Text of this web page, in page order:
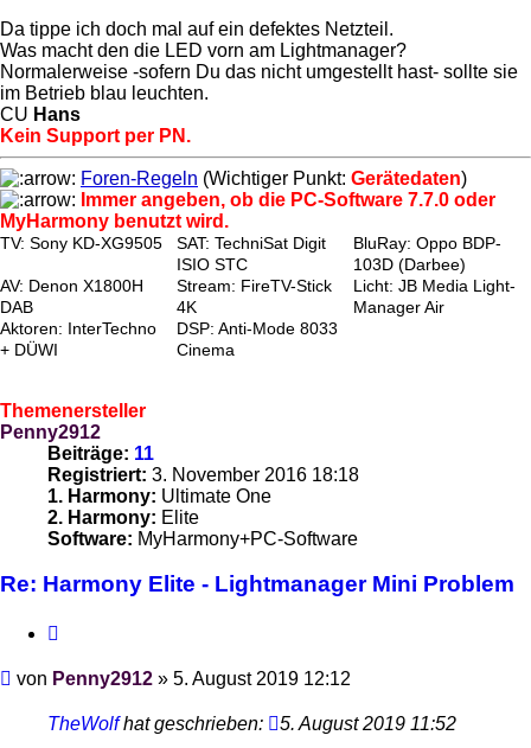
Da tippe ich doch mal auf ein defektes Netzteil.
Was macht den die LED vorn am Lightmanager?
Normalerweise -sofern Du das nicht umgestellt hast- sollte sie
im Betrieb blau leuchten.
CU Hans
Kein Support per PN.
Foren-Regeln (Wichtiger Punkt: Gerätedaten)
Immer angeben, ob die PC-Software 7.7.0 oder
MyHarmony benutzt wird.
TV: Sony KD-XG9505
SAT: TechniSat Digit
ISIO STC
BluRay: Oppo BDP-
103D (Darbee)
AV: Denon X1800H
DAB
Stream: FireTV-Stick
4K
Licht: JB Media Light-
Manager Air
Aktoren: InterTechno
+ DÜWI
DSP: Anti-Mode 8033
Cinema
Themenersteller
Penny2912
Beiträge: 11
Registriert: 3. November 2016 18:18
1. Harmony: Ultimate One
2. Harmony: Elite
Software: MyHarmony+PC-Software
Re: Harmony Elite - Lightmanager Mini Problem
Beitrag
von Penny2912 » 5. August 2019 12:12
TheWolfhat geschrieben: 5. August 2019 11:52